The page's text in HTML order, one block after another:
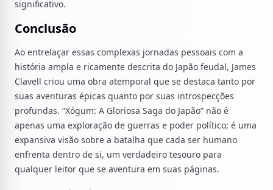
significativo.
Conclusão
Ao entrelaçar essas complexas jornadas pessoais com a
história ampla e ricamente descrita do Japão feudal, James
Clavell criou uma obra atemporal que se destaca tanto por
suas aventuras épicas quanto por suas introspecções
profundas. “Xógum: A Gloriosa Saga do Japão” não é
apenas uma exploração de guerras e poder político; é uma
expansiva visão sobre a batalha que cada ser humano
enfrenta dentro de si, um verdadeiro tesouro para
qualquer leitor que se aventura em suas páginas.